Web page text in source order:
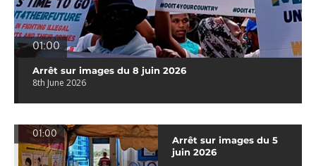
01:00
Arrêt sur images du 8 juin 2026
8th June 2026
01:00
Arrêt sur images du 5
juin 2026